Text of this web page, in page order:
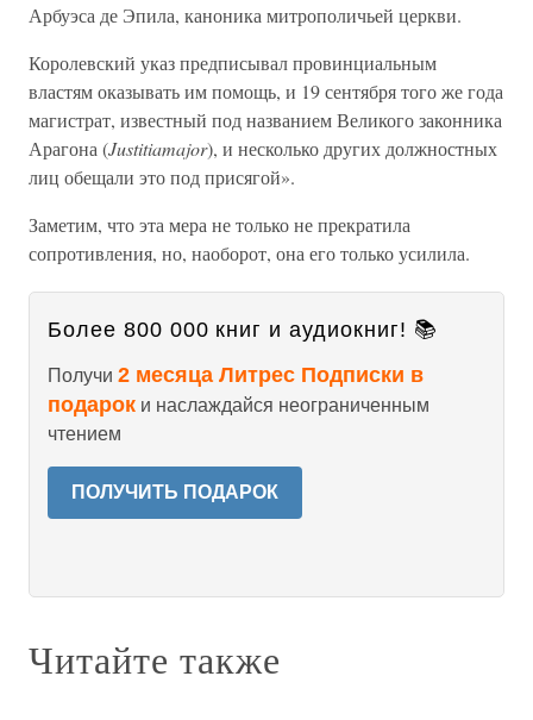
Арбуэса де Эпила, каноника митрополичьей церкви.
Королевский указ предписывал провинциальным
властям оказывать им помощь, и 19 сентября того же года
магистрат, известный под названием Великого законника
Арагона (Justitiamajor), и несколько других должностных
лиц обещали это под присягой».
Заметим, что эта мера не только не прекратила
сопротивления, но, наоборот, она его только усилила.
Более 800 000 книг и аудиокниг! 📚
Получи 2 месяца Литрес Подписки в
подарок и наслаждайся неограниченным
чтением
ПОЛУЧИТЬ ПОДАРОК
Читайте также